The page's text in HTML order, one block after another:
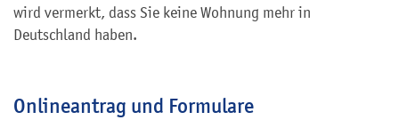
wird vermerkt, dass Sie keine Wohnung mehr in
Deutschland haben.
Onlineantrag und Formulare